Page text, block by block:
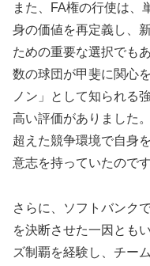
また、FA権の行使は、
身の価値を再定義し、
ための重要な選択でも
数の球団が甲斐に関心
ノン」として知られる
高い評価がありました
超えた競争環境で自身
意志を持っていたのです
さらに、ソフトバンク
を決断させた一因とも
ズ制覇を経験し、チー